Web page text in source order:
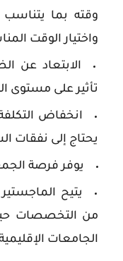
وقته بما يتناسب
واختيار الوقت
الابتعاد عن
تأثير على مستوى
انخفاض
يحتاج إلى نفقات
يوفر فرصة
يتيح
من التخصصات
الجامعات